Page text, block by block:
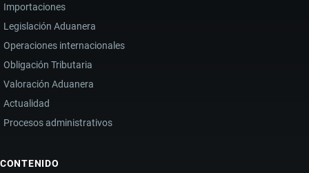
Importaciones
Legislación Aduanera
Operaciones internacionales
Obligación Tributaria
Valoración Aduanera
Actualidad
Procesos administrativos
CONTENIDO